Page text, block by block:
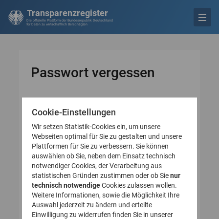
Transparenzregister
Die offizielle Plattform der Bundesrepublik Deutschland
für Daten zu wirtschaftlich Berechtigten
Passwort vergessen
Bitte geben Sie Ihre E-
Mail-Adresse an
E-Mail-Adresse*
Cookie-Einstellungen
Wir setzen Statistik-Cookies ein, um unsere
Webseiten optimal für Sie zu gestalten und unsere
Plattformen für Sie zu verbessern. Sie können
auswählen ob Sie, neben dem Einsatz technisch
notwendiger Cookies, der Verarbeitung aus
statistischen Gründen zustimmen oder ob Sienur
technisch notwendigeCookies zulassen wollen.
Weitere Informationen, sowie die Möglichkeit Ihre
Auswahl jederzeit zu ändern und erteilte
Einwilligung zu widerrufen finden Sie in unserer